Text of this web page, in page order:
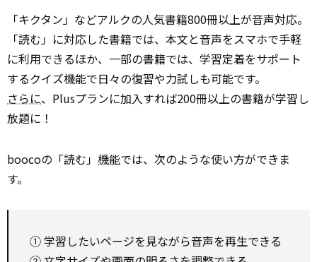
「キクタン」などアルクの人気書籍800冊以上が音声対応。
「読む」に対応した書籍では、本文と音声をスマホで手軽
に利用できるほか、一部の書籍では、学習定着をサポート
するクイズ機能で日々の復習や力試しも可能です。
さらに、Plusプランに加入すれば200冊以上の書籍が学習し
放題に！
boocoの「読む」 機能では、次のような使い方ができま
す。
① 学習したいページを見ながら音声を再生できる